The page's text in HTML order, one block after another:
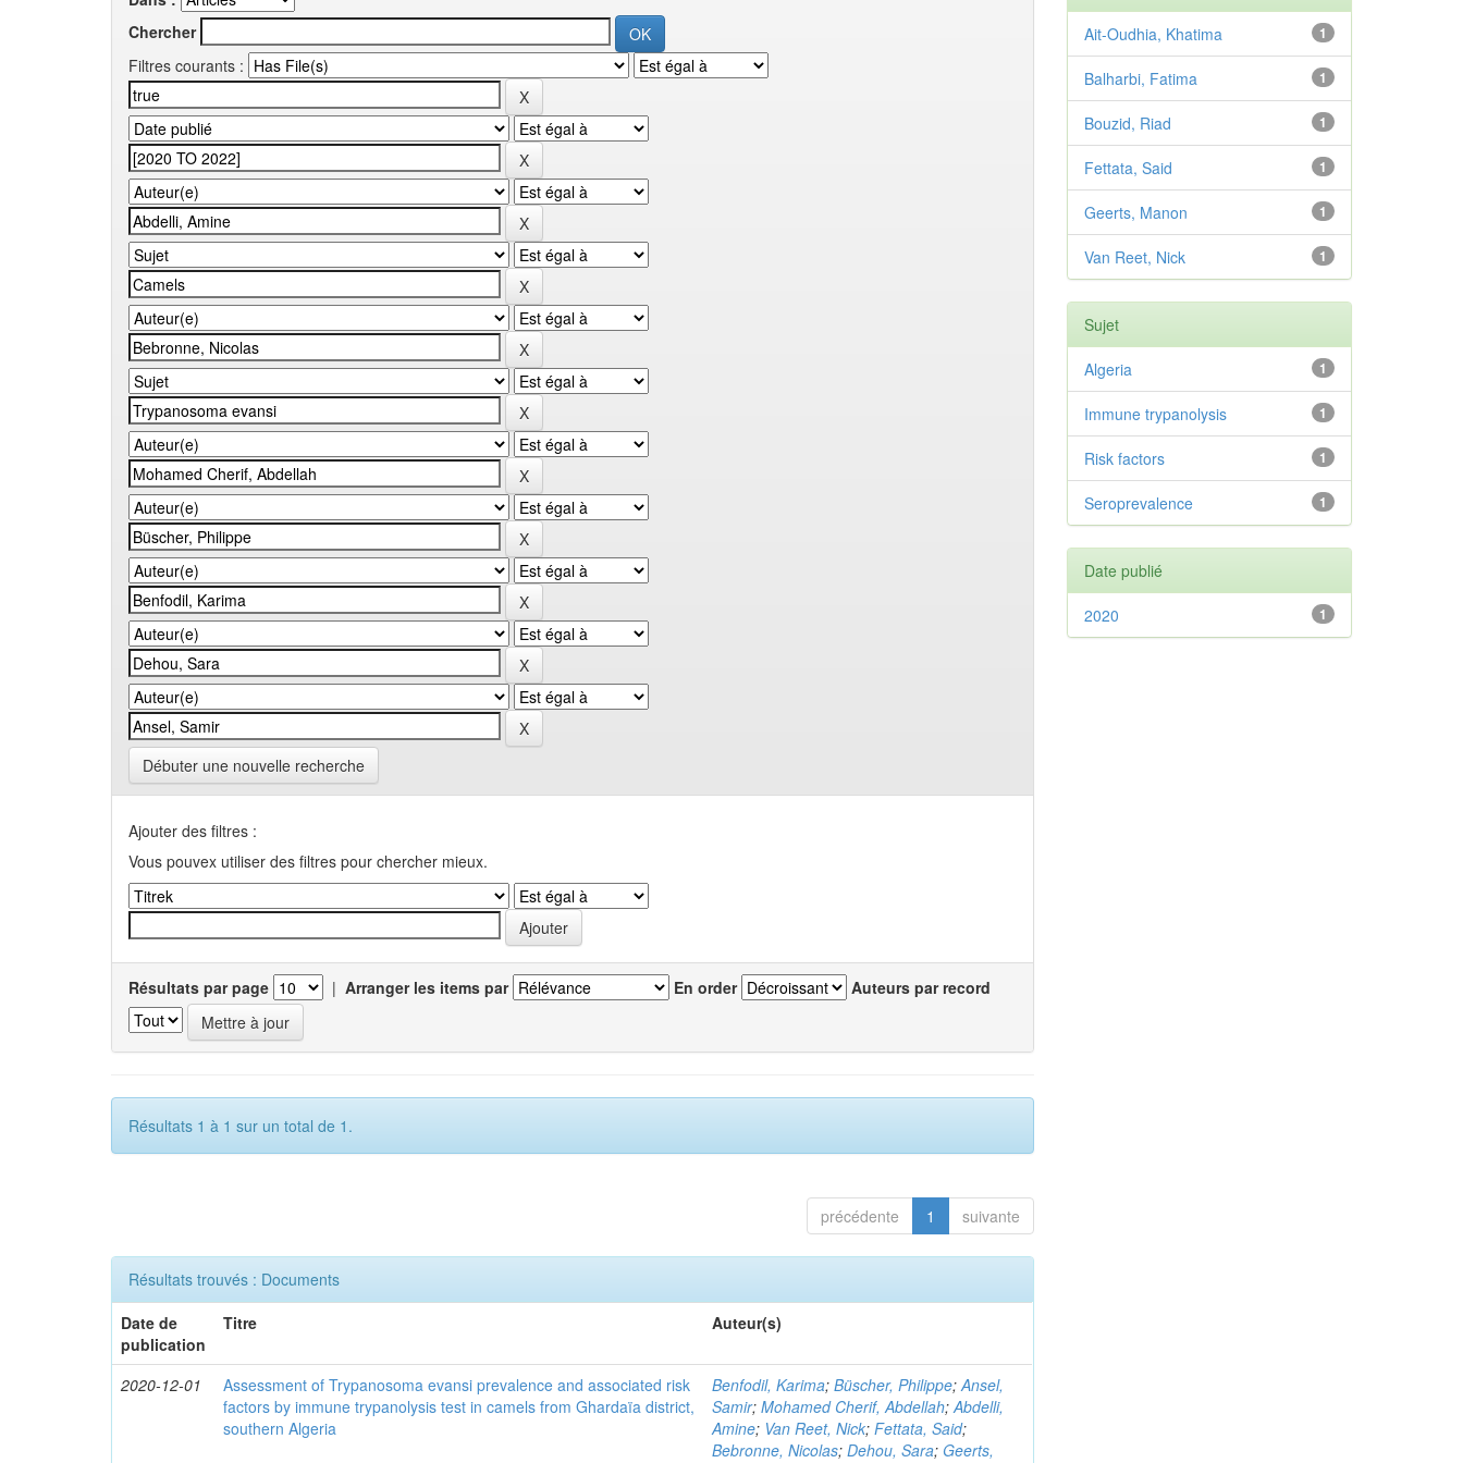
Chercher
Filtres courants :
Débuter une nouvelle recherche
Ajouter des filtres :
Vous pouvex utiliser des filtres pour chercher mieux.
Résultats par page | Arranger les items par En order Auteurs par record
Résultats 1 à 1 sur un total de 1.
précédente 1 suivante
Résultats trouvés : Documents
Date de
publication
Titre Auteur(s)
2020-12-01
Assessment of Trypanosoma evansi prevalence and associated risk
factors by immune trypanolysis test in camels from Ghardaïa district,
southern Algeria
Benfodil, Karima;Büscher, Philippe;Ansel,
Samir;Mohamed Cherif, Abdellah;Abdelli,
Amine; Van Reet, Nick;Fettata, Said;
Bebronne, Nicolas;Dehou, Sara; Geerts,
1
Ait-Oudhia, Khatima
1
Balharbi, Fatima
1
Bouzid, Riad
1
Fettata, Said
1
Geerts, Manon
1
Van Reet, Nick
Sujet
1
Algeria
1
Immune trypanolysis
1
Risk factors
1
Seroprevalence
Date publié
1
2020